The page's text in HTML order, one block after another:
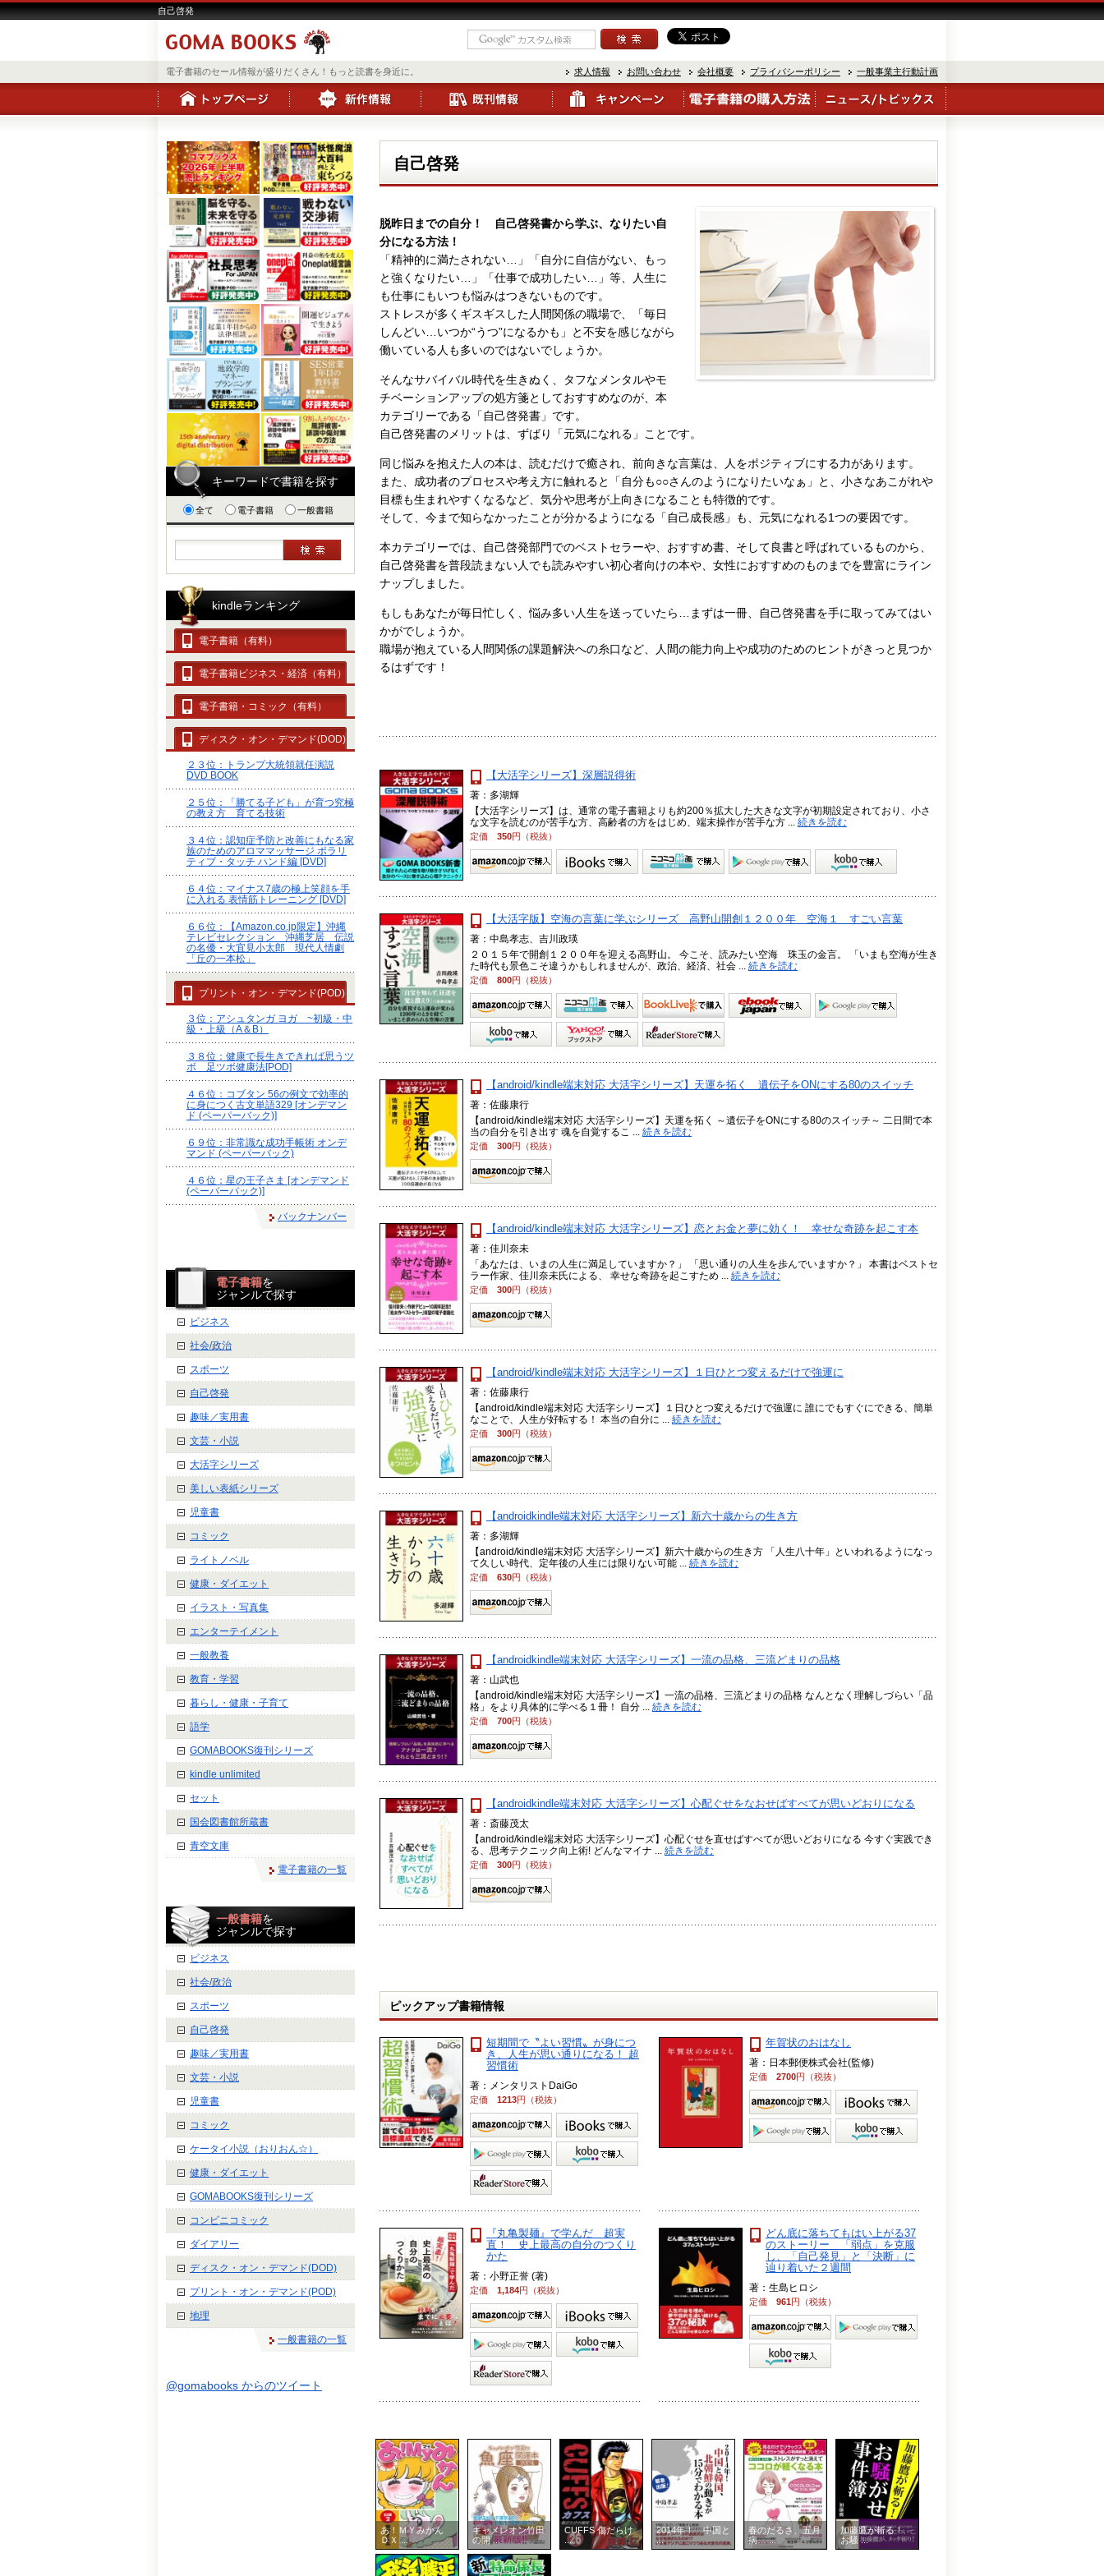
自己啓発
電子書籍のセール情報が盛りだくさん！もっと読書を身近に。 求人情報 お問い合わせ 会社概要 プライバシーポリシー 一般事業主行動計画
自己啓発
脱昨日までの自分！ 自己啓発書から学ぶ、なりたい自
分になる方法！
「精神的に満たされない…」「自分に自信がない、もっ
と強くなりたい…」「仕事で成功したい…」等、人生に
も仕事にもいつも悩みはつきないものです。
ストレスが多くギスギスした人間関係の職場で、「毎日
しんどい…いつか“うつ”になるかも」と不安を感じながら
働いている人も多いのではないでしょうか。
そんなサバイバル時代を生きぬく、タフなメンタルやモ
チベーションアップの処方箋としておすすめなのが、本
カテゴリーである「自己啓発書」です。
自己啓発書のメリットは、ずばり「元気になれる」ことです。
同じ悩みを抱えた人の本は、読むだけで癒され、前向きな言葉は、人をポジティブにする力があります。
また、成功者のプロセスや考え方に触れると「自分も○○さんのようになりたいなぁ」と、小さなあこがれや
目標も生まれやすくなるなど、気分や思考が上向きになることも特徴的です。
そして、今まで知らなかったことが分かるようになる「自己成長感」も、元気になれる1つの要因です。
本カテゴリーでは、自己啓発部門でのベストセラーや、おすすめ書、そして良書と呼ばれているものから、
自己啓発書を普段読まない人でも読みやすい初心者向けの本や、女性におすすめのものまでを豊富にライン
ナップしました。
もしもあなたが毎日忙しく、悩み多い人生を送っていたら…まずは一冊、自己啓発書を手に取ってみてはい
かがでしょうか。
職場が抱えている人間関係の課題解決への糸口など、人間の能力向上や成功のためのヒントがきっと見つか
るはずです！
【大活字シリーズ】深層説得術
著：多湖輝
【大活字シリーズ】は、通常の電子書籍よりも約200％拡大した大きな文字が初期設定されており、小さ
な文字を読むのが苦手な方、高齢者の方をはじめ、端末操作が苦手な方 ... 続きを読む
定価 350円（税抜）
【大活字版】空海の言葉に学ぶシリーズ 高野山開創１２００年 空海１ すごい言葉
著：中島孝志、吉川政瑛
２０１５年で開創１２００年を迎える高野山。 今こそ、読みたい空海 珠玉の金言。 「いまも空海が生き
た時代も景色こそ違うかもしれませんが、政治、経済、社会 ... 続きを読む
定価 800円（税抜）
【android/kindle端末対応 大活字シリーズ】天運を拓く 遺伝子をONにする80のスイッチ
著：佐藤康行
【android/kindle端末対応 大活字シリーズ】天運を拓く ～遺伝子をONにする80のスイッチ～ 二日間で本
当の自分を引き出す 魂を自覚するこ ... 続きを読む
定価 300円（税抜）
【android/kindle端末対応 大活字シリーズ】恋とお金と夢に効く！ 幸せな奇跡を起こす本
著：佳川奈未
「あなたは、いまの人生に満足していますか？」 「思い通りの人生を歩んでいますか？」 本書はベストセ
ラー作家、佳川奈未氏による、 幸せな奇跡を起こすため ... 続きを読む
定価 300円（税抜）
【android/kindle端末対応 大活字シリーズ】１日ひとつ変えるだけで強運に
著：佐藤康行
【android/kindle端末対応 大活字シリーズ】１日ひとつ変えるだけで強運に 誰にでもすぐにできる、簡単
なことで、人生が好転する！ 本当の自分に ... 続きを読む
定価 300円（税抜）
【androidkindle端末対応 大活字シリーズ】新六十歳からの生き方
著：多湖輝
【android/kindle端末対応 大活字シリーズ】新六十歳からの生き方 「人生八十年」といわれるようになっ
て久しい時代、定年後の人生には限りない可能 ... 続きを読む
定価 630円（税抜）
【androidkindle端末対応 大活字シリーズ】一流の品格、三流どまりの品格
著：山武也
【android/kindle端末対応 大活字シリーズ】一流の品格、三流どまりの品格 なんとなく理解しづらい「品
格」をより具体的に学べる１冊！ 自分 ... 続きを読む
定価 700円（税抜）
【androidkindle端末対応 大活字シリーズ】心配ぐせをなおせばすべてが思いどおりになる
著：斎藤茂太
【android/kindle端末対応 大活字シリーズ】心配ぐせを直せばすべてが思いどおりになる 今すぐ実践でき
る、思考テクニック向上術! どんなマイナ ... 続きを読む
定価 300円（税抜）
ピックアップ書籍情報
短期間で〝よい習慣〟が身につ
き、人生が思い通りになる！ 超
習慣術
著：メンタリストDaiGo
定価 1213円（税抜）
年賀状のおはなし
著：日本郵便株式会社(監修)
定価 2700円（税抜）
『丸亀製麺』で学んだ 超実
直！ 史上最高の自分のつくり
かた
著：小野正誉 (著)
定価 1,184円（税抜）
どん底に落ちてもはい上がる37
のストーリー 「弱点」を克服
し、「自己発見」と「決断」に
辿り着いた２週間
著：生島ヒロシ
定価 961円（税抜）
キーワードで書籍を探す
全て 電子書籍 一般書籍
kindleランキング
電子書籍（有料）
電子書籍ビジネス・経済（有料）
電子書籍・コミック（有料）
ディスク・オン・デマンド(DOD)
２３位：トランプ大統領就任演説
DVD BOOK
２５位：「勝てる子ども」が育つ究極
の教え方 育てる技術
３４位：認知症予防と改善にもなる家
族のためのアロママッサージ ポラリ
ティブ・タッチ ハンド編 [DVD]
６４位：マイナス7歳の極上笑顔を手
に入れる 表情筋トレーニング [DVD]
６６位：【Amazon.co.jp限定】沖縄
テレビセレクション 沖縄芝居 伝説
の名優・大宜見小太郎 現代人情劇
「丘の一本松」
プリント・オン・デマンド(POD)
３位：アシュタンガ ヨガ ~初級・中
級・上級（A＆B）
３８位：健康で長生きできれば思うツ
ボ 足ツボ健康法[POD]
４６位：コブタン 56の例文で効率的
に身につく古文単語329 [オンデマン
ド (ペーパーバック)]
６９位：非常識な成功手帳術 オンデ
マンド (ペーパーバック)
４６位：星の王子さま [オンデマンド
(ペーパーバック)]
バックナンバー
電子書籍を
ジャンルで探す
ビジネス
社会/政治
スポーツ
自己啓発
趣味／実用書
文芸・小説
大活字シリーズ
美しい表紙シリーズ
児童書
コミック
ライトノベル
健康・ダイエット
イラスト・写真集
エンターテイメント
一般教養
教育・学習
暮らし・健康・子育て
語学
GOMABOOKS復刊シリーズ
kindle unlimited
セット
国会図書館所蔵書
青空文庫
電子書籍の一覧
一般書籍を
ジャンルで探す
ビジネス
社会/政治
スポーツ
自己啓発
趣味／実用書
文芸・小説
児童書
コミック
ケータイ小説（おりおん☆）
健康・ダイエット
GOMABOOKS復刊シリーズ
コンビニコミック
ダイアリー
ディスク・オン・デマンド(DOD)
プリント・オン・デマンド(POD)
地理
一般書籍の一覧
@gomabooks からのツイート
あ！ＭＹみかん
ＤＸ ...
キャメレオン竹田
の開 ...
CUFFS 傷だらけ
...
2014年！ 中国と
...
春のだるさ、五月
病… ...
加藤鷹が斬る！
お騒 ...